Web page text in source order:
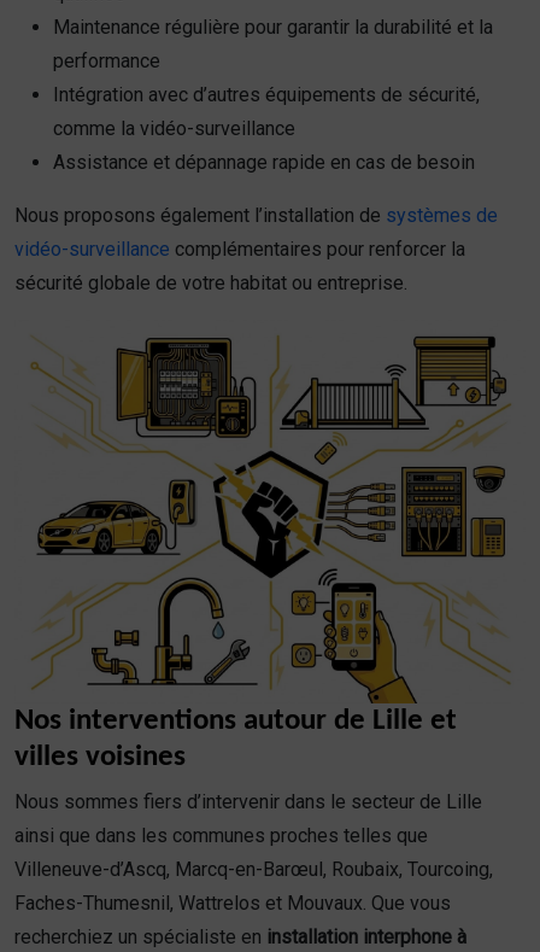
Maintenance régulière pour garantir la durabilité et la
performance
Intégration avec d’autres équipements de sécurité,
comme la vidéo-surveillance
Assistance et dépannage rapide en cas de besoin
Nous proposons également l’installation de systèmes de
vidéo-surveillance complémentaires pour renforcer la
sécurité globale de votre habitat ou entreprise.
Nos interventions autour de Lille et
villes voisines
Nous sommes fiers d’intervenir dans le secteur de Lille
ainsi que dans les communes proches telles que
Villeneuve-d’Ascq, Marcq-en-Barœul, Roubaix, Tourcoing,
Faches-Thumesnil, Wattrelos et Mouvaux. Que vous
recherchiez un spécialiste en installation interphone à